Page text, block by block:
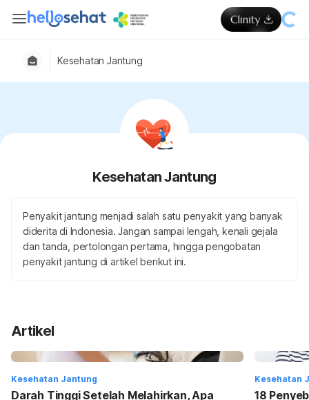
Kesehatan Jantung
Kesehatan Jantung
Penyakit jantung menjadi salah satu penyakit yang banyak
diderita di Indonesia. Jangan sampai lengah, kenali gejala
dan tanda, pertolongan pertama, hingga pengobatan
penyakit jantung di artikel berikut ini.
Artikel
Kesehatan Jantung
Darah Tinggi Setelah Melahirkan, Apa
Kesehatan
18